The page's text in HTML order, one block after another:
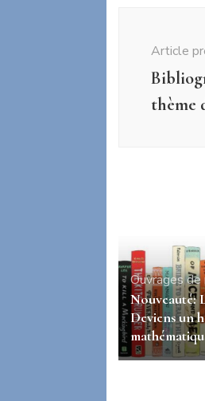
Article
thème
Ouvrages
Nouveauté:
Deviens un